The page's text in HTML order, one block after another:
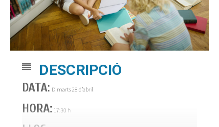
DESCRIPCIÓ
DATA: Dimarts 28 d’abril
HORA: 17:30 h